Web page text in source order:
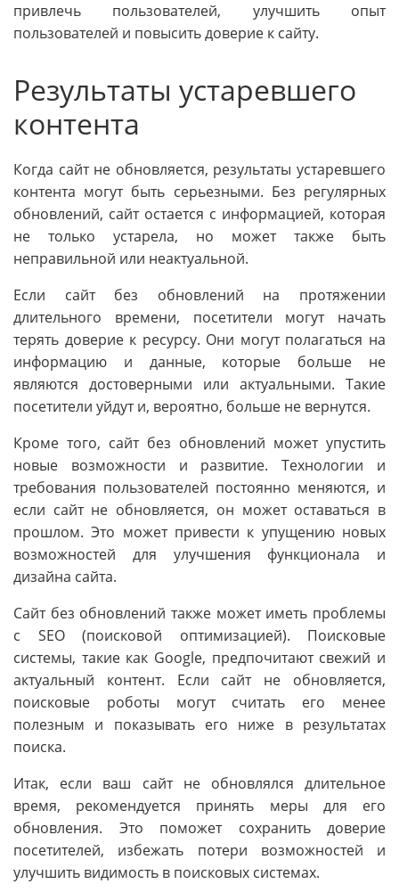
привлечь пользователей, улучшить опыт
пользователей и повысить доверие к сайту.
Результаты устаревшего
контента
Когда сайт не обновляется, результаты устаревшего
контента могут быть серьезными. Без регулярных
обновлений, сайт остается с информацией, которая
не только устарела, но может также быть
неправильной или неактуальной.
Если сайт без обновлений на протяжении
длительного времени, посетители могут начать
терять доверие к ресурсу. Они могут полагаться на
информацию и данные, которые больше не
являются достоверными или актуальными. Такие
посетители уйдут и, вероятно, больше не вернутся.
Кроме того, сайт без обновлений может упустить
новые возможности и развитие. Технологии и
требования пользователей постоянно меняются, и
если сайт не обновляется, он может оставаться в
прошлом. Это может привести к упущению новых
возможностей для улучшения функционала и
дизайна сайта.
Сайт без обновлений также может иметь проблемы
с SEO (поисковой оптимизацией). Поисковые
системы, такие как Google, предпочитают свежий и
актуальный контент. Если сайт не обновляется,
поисковые роботы могут считать его менее
полезным и показывать его ниже в результатах
поиска.
Итак, если ваш сайт не обновлялся длительное
время, рекомендуется принять меры для его
обновления. Это поможет сохранить доверие
посетителей, избежать потери возможностей и
улучшить видимость в поисковых системах.